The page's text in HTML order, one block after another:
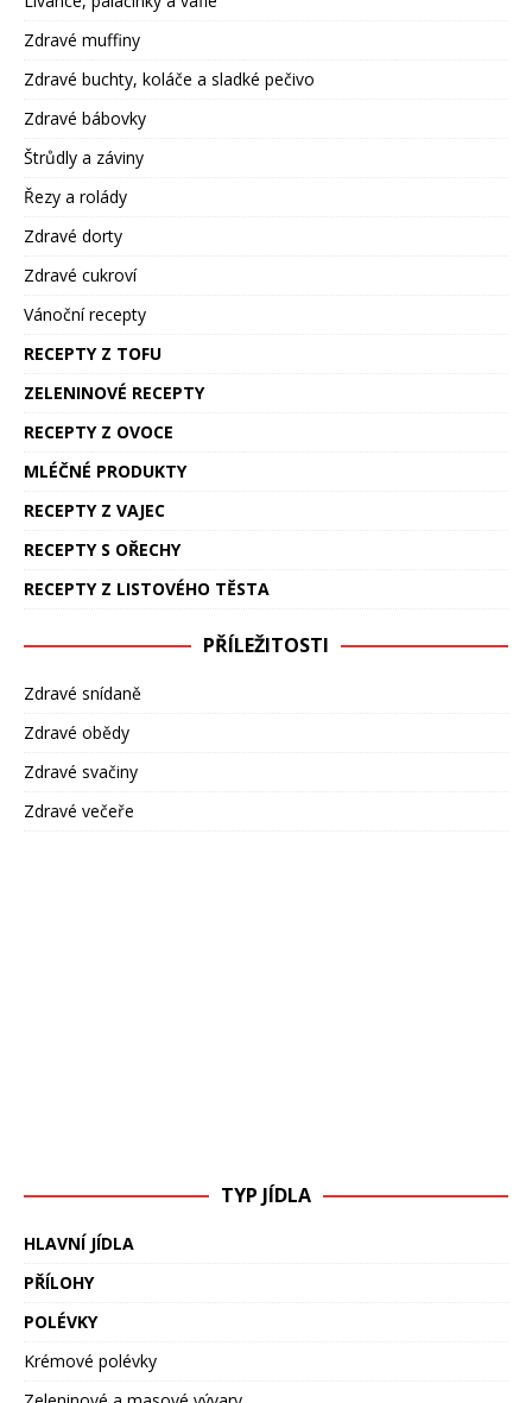
Zdravé muffiny
Zdravé buchty, koláče a sladké pečivo
Zdravé bábovky
Štrůdly a záviny
Řezy a rolády
Zdravé dorty
Zdravé cukroví
Vánoční recepty
RECEPTY Z TOFU
ZELENINOVÉ RECEPTY
RECEPTY Z OVOCE
MLÉČNÉ PRODUKTY
RECEPTY Z VAJEC
RECEPTY S OŘECHY
RECEPTY Z LISTOVÉHO TĚSTA
PŘÍLEŽITOSTI
Zdravé snídaně
Zdravé obědy
Zdravé svačiny
Zdravé večeře
TYP JÍDLA
HLAVNÍ JÍDLA
PŘÍLOHY
POLÉVKY
Krémové polévky